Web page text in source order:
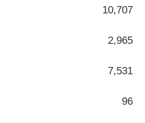
10,707
2,965
7,531
96